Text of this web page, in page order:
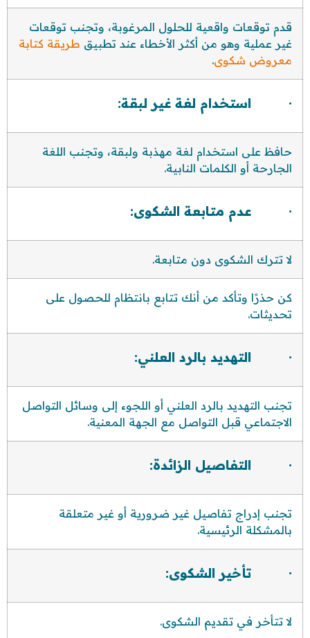
قدم توقعات واقعية للحلول المرغوبة، وتجنب توقعات
غير عملية وهو من أكثر الأخطاء عند تطبيق طريقة كتابة
معروض شكوى.
· استخدام لغة غير لبقة:
حافظ على استخدام لغة مهذبة ولبقة، وتجنب اللغة
الجارحة أو الكلمات النابية.
· عدم متابعة الشكوى:
لا تترك الشكوى دون متابعة.
كن حذرًا وتأكد من أنك تتابع بانتظام للحصول على
تحديثات.
· التهديد بالرد العلني:
تجنب التهديد بالرد العلني أو اللجوء إلى وسائل التواصل
الاجتماعي قبل التواصل مع الجهة المعنية.
· التفاصيل الزائدة:
تجنب إدراج تفاصيل غير ضرورية أو غير متعلقة
بالمشكلة الرئيسية.
· تأخير الشكوى:
لا تتأخر في تقديم الشكوى.